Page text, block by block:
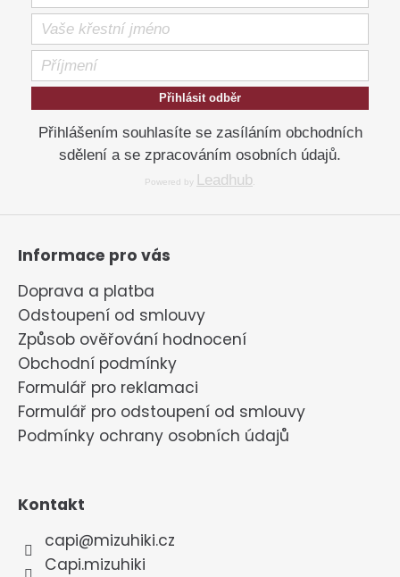
Přihlásit odběr
Přihlášením souhlasíte se zasíláním obchodních
sdělení a se zpracováním osobních údajů.
Powered by Leadhub
Informace pro vás
Doprava a platba
Odstoupení od smlouvy
Způsob ověřování hodnocení
Obchodní podmínky
Formulář pro reklamaci
Formulář pro odstoupení od smlouvy
Podmínky ochrany osobních údajů
Kontakt
capi@mizuhiki.cz
Capi.mizuhiki